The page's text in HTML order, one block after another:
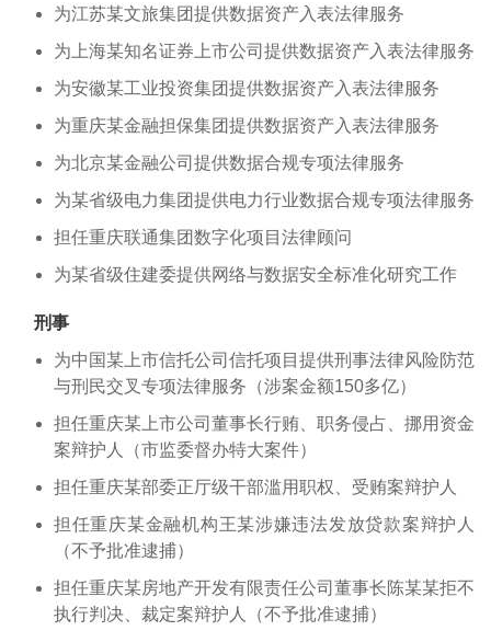
为江苏某文旅集团提供数据资产入表法律服务
为上海某知名证券上市公司提供数据资产入表法律服务
为安徽某工业投资集团提供数据资产入表法律服务
为重庆某金融担保集团提供数据资产入表法律服务
为北京某金融公司提供数据合规专项法律服务
为某省级电力集团提供电力行业数据合规专项法律服务
担任重庆联通集团数字化项目法律顾问
为某省级住建委提供网络与数据安全标准化研究工作
刑事
为中国某上市信托公司信托项目提供刑事法律风险防范
与刑民交叉专项法律服务（涉案金额150多亿）
担任重庆某上市公司董事长行贿、职务侵占、挪用资金
案辩护人（市监委督办特大案件）
担任重庆某部委正厅级干部滥用职权、受贿案辩护人
担任重庆某金融机构王某涉嫌违法发放贷款案辩护人
（不予批准逮捕）
担任重庆某房地产开发有限责任公司董事长陈某某拒不
执行判决、裁定案辩护人（不予批准逮捕）